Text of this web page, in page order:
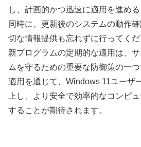
し、計画的かつ迅速に適用を進め
同時に、更新後のシステムの動作
切な情報提供も忘れずに行ってく
新プログラムの定期的な適用は、
ムを守るための重要な防御策の一
適用を通じて、Windows 11ユーザ
上し、より安全で効率的なコンピ
することが期待されます。